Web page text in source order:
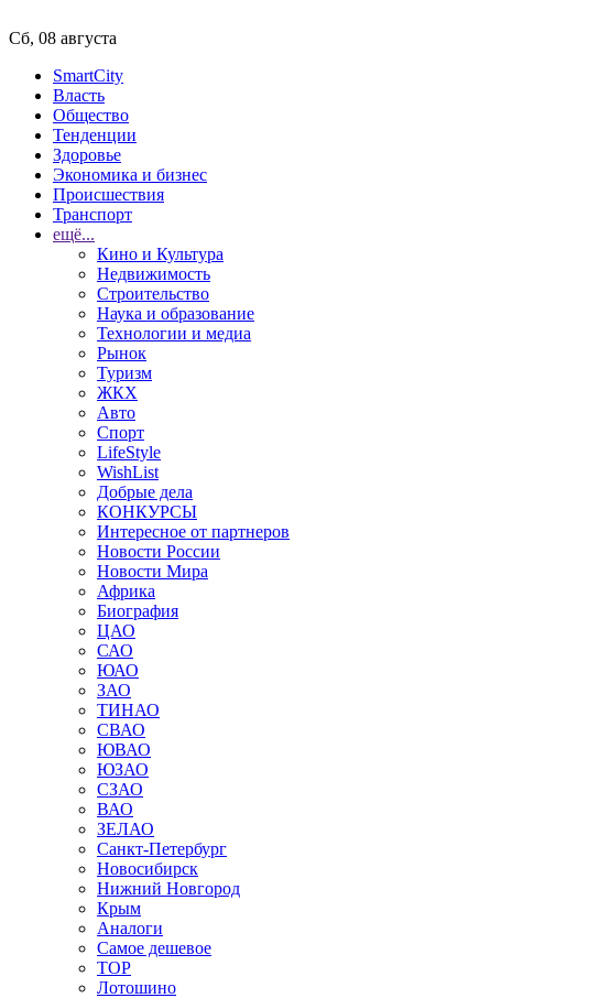
Сб, 08 августа
SmartCity
Власть
Общество
Тенденции
Здоровье
Экономика и бизнес
Происшествия
Транспорт
ещё...
Кино и Культура
Недвижимость
Строительство
Наука и образование
Технологии и медиа
Рынок
Туризм
ЖКХ
Авто
Спорт
LifeStyle
WishList
Добрые дела
КОНКУРСЫ
Интересное от партнеров
Новости России
Новости Мира
Африка
Биография
ЦАО
САО
ЮАО
ЗАО
ТИНАО
СВАО
ЮВАО
ЮЗАО
СЗАО
ВАО
ЗЕЛАО
Санкт-Петербург
Новосибирск
Нижний Новгород
Крым
Аналоги
Самое дешевое
TOP
Лотошино